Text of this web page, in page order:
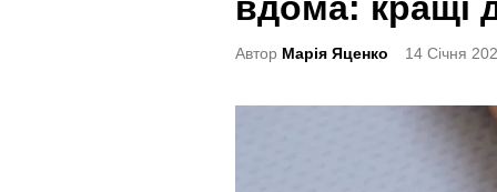
i
Автор Марія Яценко 14 Січня